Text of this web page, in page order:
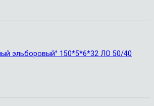
эльборовый° 150*5*6*32 ЛО 50/40